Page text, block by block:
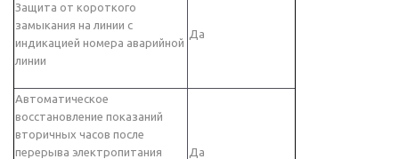
Защита от короткого
замыкания на линии с
индикацией номера аварийной
линии
Да
Автоматическое
восстановление показаний
вторичных часов после
перерыва электропитания
Да